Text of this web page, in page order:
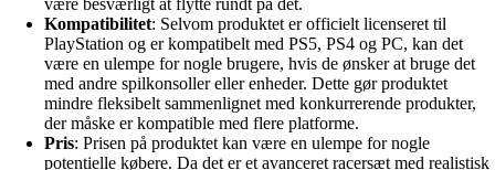
Kompatibilitet: Selvom produktet er officielt licenseret til
PlayStation og er kompatibelt med PS5, PS4 og PC, kan det
være en ulempe for nogle brugere, hvis de ønsker at bruge det
med andre spilkonsoller eller enheder. Dette gør produktet
mindre fleksibelt sammenlignet med konkurrerende produkter,
der måske er kompatible med flere platforme.
Pris: Prisen på produktet kan være en ulempe for nogle
potentielle købere. Da det er et avanceret racersæt med realistisk